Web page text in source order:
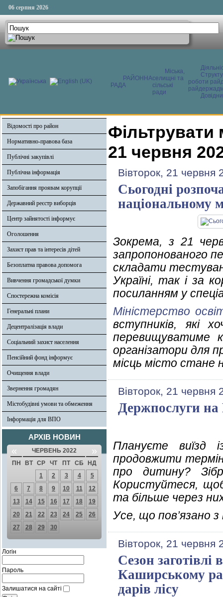
06 серпня 2026
РАЙОННА
РАДА
Міська,
селищні та
сільські
ради
роботи
Відомості про район
Нормативно-правова база
Публічні закупівлі
Публічна інформація
Запобігання проявам корупції
Державний реєстр виборців
Центр зайнятості інформує
Оголошення
Захист прав та інтересів дітей
Безоплатна правова допомога
Вивчення громадської думки
Спостережна комісія
Генеральні плани
Децентралізація влади
Соціальний захист населення
Пенсійний фонд інформує
Очищення влади
Звернення громадян
Містобудівні умови та обмеження
Інформація для ВПО
АРХІВ НОВИН
« ЧЕРВЕНЬ 2022 »
ПН ВТ СР ЧТ ПТ СБ
НД
1
2 3 4
5
6
7 8 9 10 11
12
13
14 15 16 17 18
19
20
21 22 23 24 25
26
27
28 29 30
Логін
Пароль
Залишатися на сайті
Фільтрувати
21 червня
Вівторок, 21 червня
Сьогодні
національному
Зокрема, з 21
запропонованого
складати
Україні, так і за
посиланням у
Міністерство
вступників, які
перевищуватиме
організатори для
місць місто стане
Вівторок, 21 червня
Держпослуги на
Плануєте виїзд
продовжити
про дитину?
Користуйтеся,
та більше через
Усе, що пов’язано
Вівторок, 21 червня
Сезон
Каширському
дарів лісу